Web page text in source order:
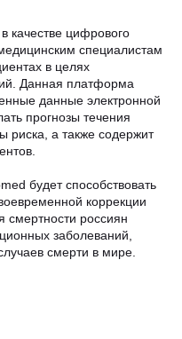
качестве цифрового
специалистам
в целях
Данная платформа
данные электронной
прогнозы течения
риска, а также содержит
будет способствовать
коррекции
смертности россиян
заболеваний,
смерти в мире.